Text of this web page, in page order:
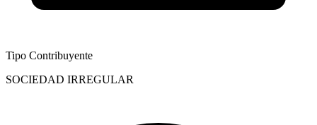
Tipo Contribuyente
SOCIEDAD IRREGULAR